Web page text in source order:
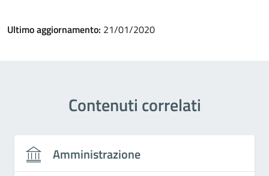
Ultimo aggiornamento: 21/01/2020
Contenuti correlati
Amministrazione